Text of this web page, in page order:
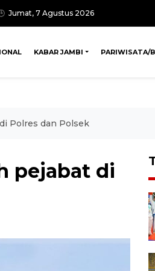
Jumat, 7 Agustus 2026
KABAR JAMBI PARIWISATA/
Polres dan Polsek
pejabat di